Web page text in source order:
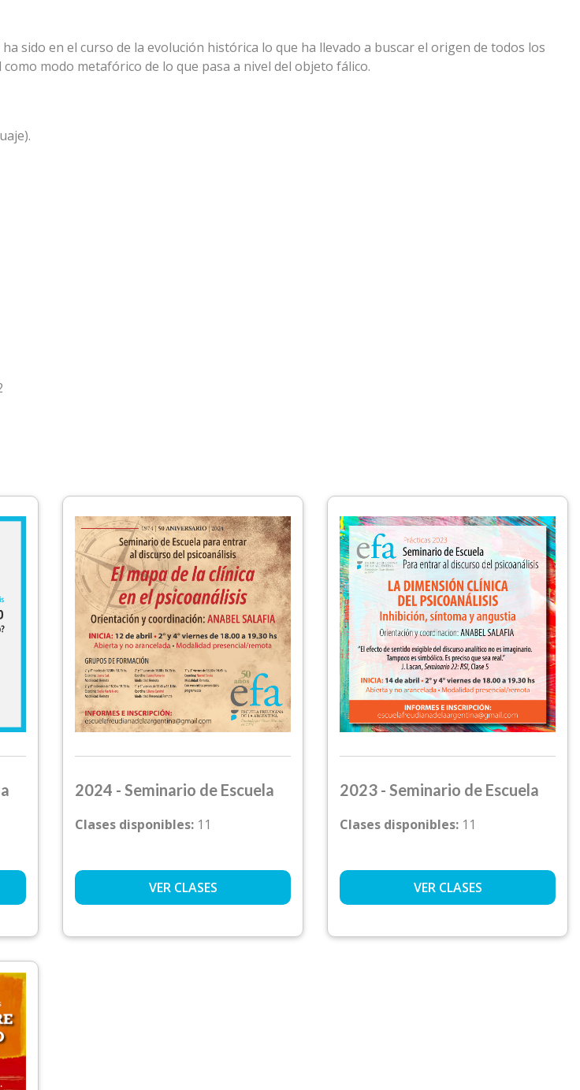
sido en el curso de la evolución histórica lo que ha llevado a buscar el origen de todos los
modo metafórico de lo que pasa a nivel del objeto fálico.
2024 - Seminario de Escuela
Clases disponibles: 11
VER CLASES
2023 - Seminario de Escuela
Clases disponibles: 11
VER CLASES